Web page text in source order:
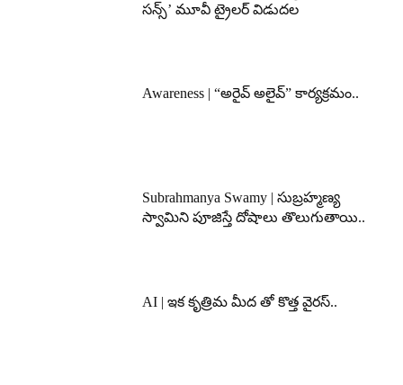
సన్స్’ మూవీ ట్రైలర్ విడుదల
Awareness | “అరైవ్ అలైవ్” కార్యక్రమం..
Subrahmanya Swamy | సుబ్రహ్మణ్య
స్వామిని పూజిస్తే దోషాలు తొలుగుతాయి..
AI | ఇక కృత్రిమ మీద తో కొత్త వైరస్..